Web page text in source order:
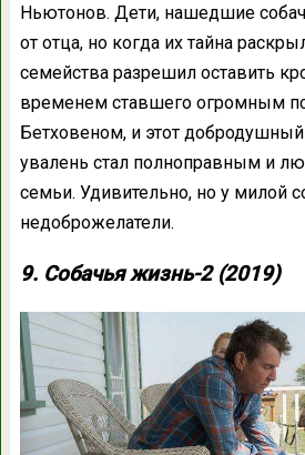
Ньютонов. Дети, нашедшие
от отца, но когда их тайна
семейства разрешил оставить
временем ставшего огромным
Бетховеном, и этот
увалень стал полноправным и
семьи. Удивительно, но у милой
недоброжелатели.
9. Собачья жизнь-2 (2019)